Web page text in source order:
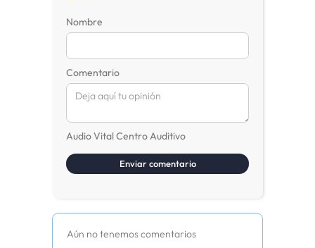
Nombre
Comentario
Audio Vital Centro Auditivo
Aún no tenemos comentarios